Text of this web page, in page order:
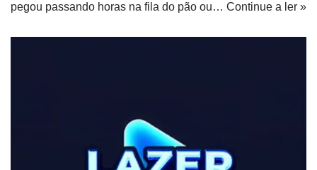
pegou passando horas na fila do pão ou… Continue a ler »